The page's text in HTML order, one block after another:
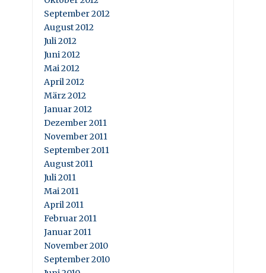
September 2012
August 2012
Juli 2012
Juni 2012
Mai 2012
April 2012
März 2012
Januar 2012
Dezember 2011
November 2011
September 2011
August 2011
Juli 2011
Mai 2011
April 2011
Februar 2011
Januar 2011
November 2010
September 2010